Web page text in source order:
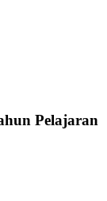
Pelajaran